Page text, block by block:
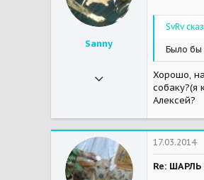
Пушкино
Мои зверушки
Sanny
39
SvRv
Было бы
Хорошо,
собаку?(я
Алексей?
17.03.2014
Re: